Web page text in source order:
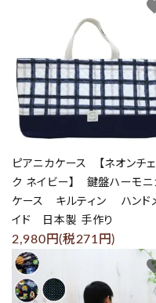
ピアニカケース 【ネオンチェ
ク ネイビー】 鍵盤ハーモニ
ケース キルティン ハンド
イド 日本製 手作り
2,980円(税271円)